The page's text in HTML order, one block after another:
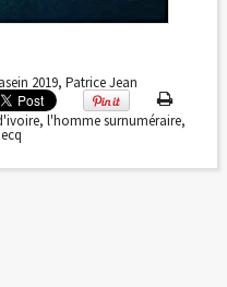
2019, Patrice Jean
,l'homme surnuméraire,